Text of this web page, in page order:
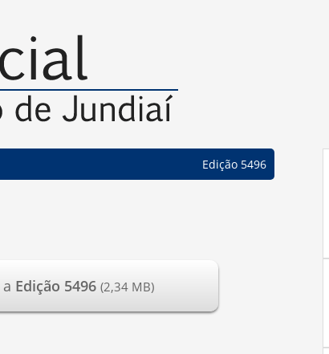
Edição 5496
Edição 5496 (2,34 MB)